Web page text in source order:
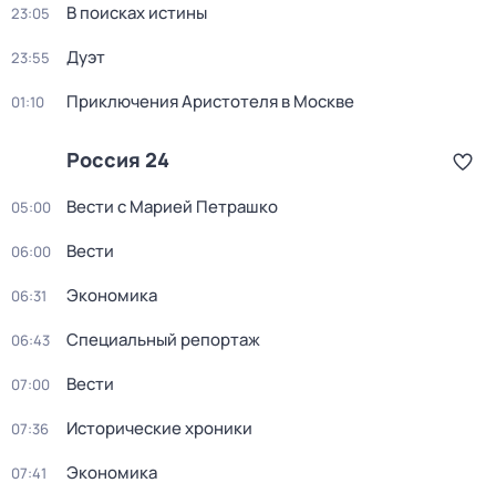
23:05 В поисках истины
23:55 Дуэт
01:10 Приключения Аристотеля в Москве
Россия 24
05:00 Вести с Марией Петрашко
06:00 Вести
06:31 Экономика
06:43 Специальный репортаж
07:00 Вести
07:36 Исторические хроники
07:41 Экономика